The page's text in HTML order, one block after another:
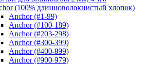
(100% длинноволокнистый хлопок)
Anchor (#1-99)
Anchor (#100-189)
Anchor (#203-298)
Anchor (#300-399)
Anchor (#400-899)
Anchor (#900-979)